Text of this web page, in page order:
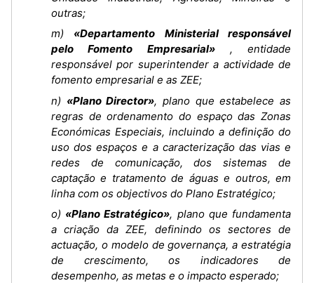
outras;
m) «Departamento Ministerial responsável
pelo Fomento Empresarial», entidade
responsável por superintender a actividade de
fomento empresarial e as ZEE;
n) «Plano Director», plano que estabelece as
regras de ordenamento do espaço das Zonas
Económicas Especiais, incluindo a definição do
uso dos espaços e a caracterização das vias e
redes de comunicação, dos sistemas de
captação e tratamento de águas e outros, em
linha com os objectivos do Plano Estratégico;
o) «Plano Estratégico», plano que fundamenta
a criação da ZEE, definindo os sectores de
actuação, o modelo de governança, a estratégia
de crescimento, os indicadores de
desempenho, as metas e o impacto esperado;